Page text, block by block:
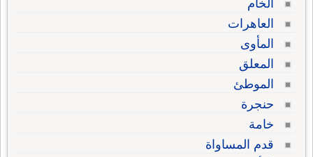
الخام
العاهرات
المأوى
المعلق
الموطئ
حنجرة
خامة
قدم المساواة